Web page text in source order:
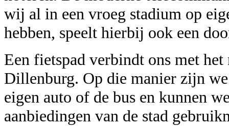
wij al in een vroeg stadium op
hebben, speelt hierbij ook een
Een fietspad verbindt ons met
Dillenburg. Op die manier zijn
eigen auto of de bus en kunnen
aanbiedingen van de stad